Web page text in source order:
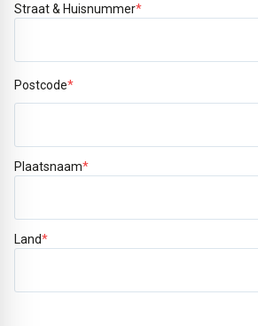
Straat & Huisnummer*
Postcode*
Plaatsnaam*
Land*